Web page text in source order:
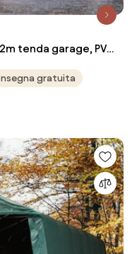
tenda garage, PVC
con statica
- (68537)
gratuita